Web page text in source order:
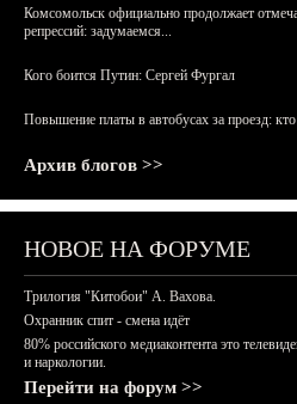
Комсомольск официально продолжает
репрессий: задумаемся...
Кого боится Путин: Сергей Фургал
Повышение платы в автобусах за проезд: кто
Архив блогов >>
НОВОЕ НА ФОРУМЕ
Трилогия "Китобои" А. Вахова.
Охранник спит - смена идёт
80% российского медиаконтента это
и наркологии.
Перейти на форум >>